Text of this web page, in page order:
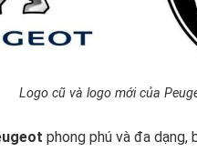
Logo cũ và logo mới của
phong phú và đa dạng,